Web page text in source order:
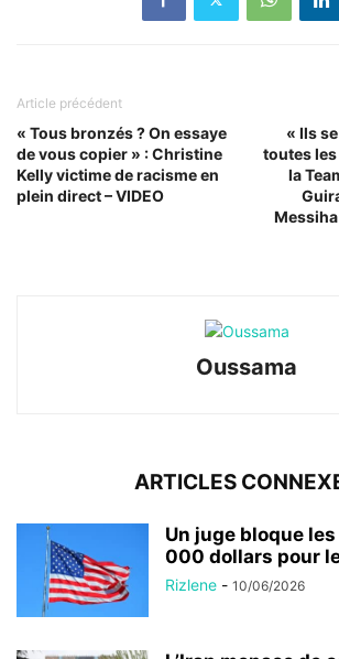
Article précédent
« Tous bronzés ? On essaye
de vous copier » : Christine
Kelly victime de racisme en
plein direct – VIDEO
« Ils
toutes
la
Oussama
ARTICLES
Un juge bloque
000 dollars pour
Rizlene - 10/06/2026